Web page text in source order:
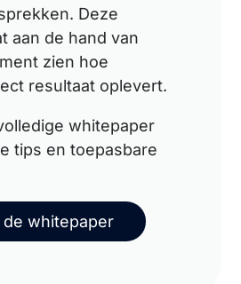
Deze
aan de hand van
zien hoe
resultaat oplevert.
whitepaper
tips en toepasbare
de whitepaper